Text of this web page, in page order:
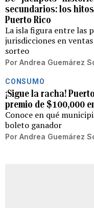
secundarios: los
Puerto Rico
La isla figura entre las
jurisdicciones en
sorteo
Por Andrea Guemárez
CONSUMO
¡Sigue la racha!
premio de $100,000
Conoce en qué
boleto ganador
Por Andrea Guemárez